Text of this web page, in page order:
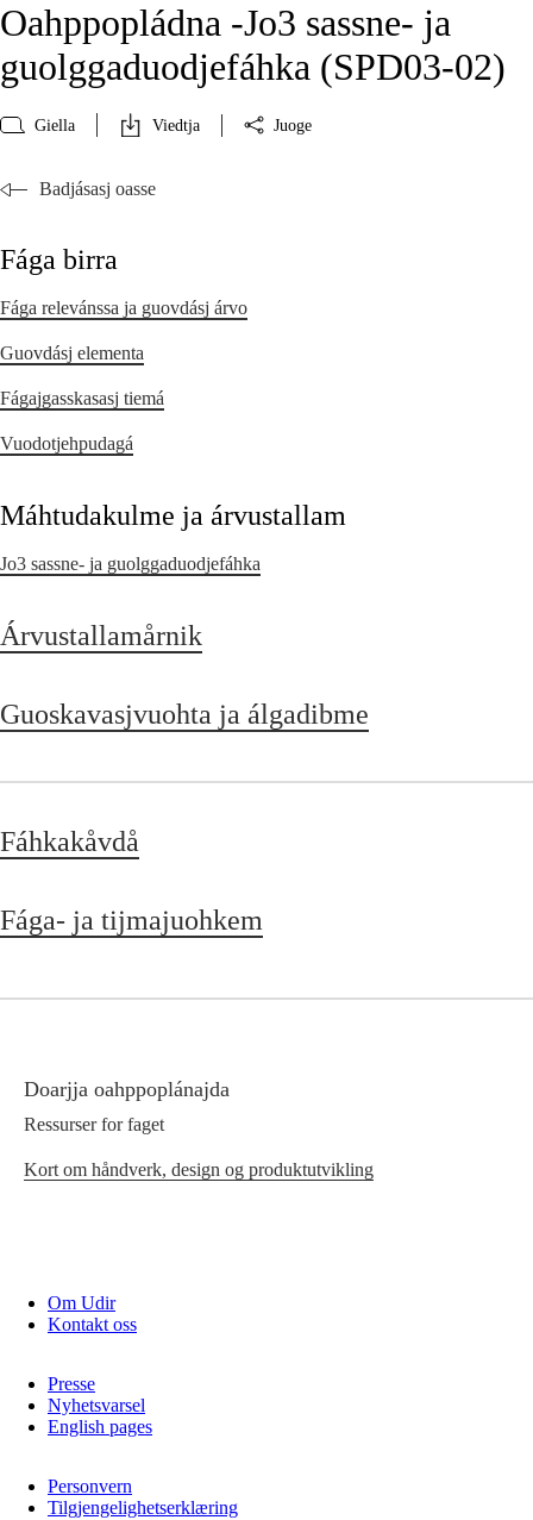
Oahppopládna -Jo3 sassne- ja
guolggaduodjefáhka (SPD03‑02)
Giella Viedtja Juoge
Badjásasj oasse
Fága birra
Fága relevánssa ja guovdásj árvo
Guovdásj elementa
Fágajgasskasasj tiemá
Vuodotjehpudagá
Máhtudakulme ja árvustallam
Jo3 sassne- ja guolggaduodjefáhka
Árvustallamårnik
Guoskavasjvuohta ja álgadibme
Fáhkakåvdå
Fága- ja tijmajuohkem
Doarjja oahppoplánajda
Ressurser for faget
Kort om håndverk, design og produktutvikling
Om Udir
Kontakt oss
Presse
Nyhetsvarsel
English pages
Personvern
Tilgjengelighetserklæring